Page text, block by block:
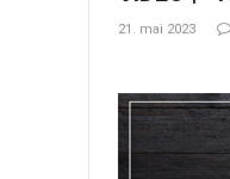
21. mai 2023